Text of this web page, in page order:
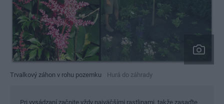
Trvalkový záhon v rohu pozemku Hurá do záhrady
Pri vysádzaní začnite vždy najväčšími rastlinami, takže zasaďte